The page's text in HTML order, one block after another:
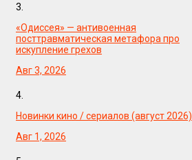
3.
«Одиссея» — антивоенная
посттравматическая метафора про
искупление грехов
Авг 3, 2026
4.
Новинки кино / сериалов (август 2026)
Авг 1, 2026